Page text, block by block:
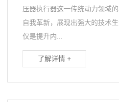
压器执行器这一传统动力领域
自我革新，展现出强大的技术
仅是提升内...
了解详情 +